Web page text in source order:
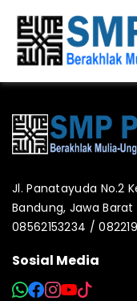
Jl. Panatayuda No.2
Bandung, Jawa Barat
08562153234 /
Sosial Media